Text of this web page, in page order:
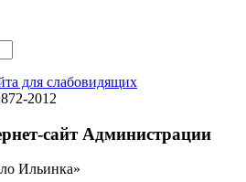
для слабовидящих
2012
сайт Администрации
Ильинка»